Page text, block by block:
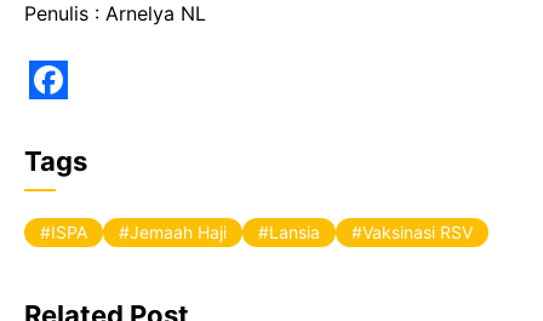
Penulis : Arnelya NL
a
c
e
Tags
ISPA Jemaah Haji Lansia Vaksinasi RSV